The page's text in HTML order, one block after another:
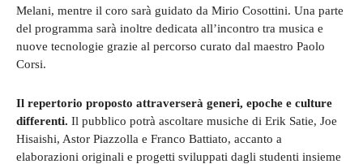
Melani, mentre il coro sarà guidato da Mirio Cosottini. Una parte
del programma sarà inoltre dedicata all’incontro tra musica e
nuove tecnologie grazie al percorso curato dal maestro Paolo
Corsi.
Il repertorio proposto attraverserà generi, epoche e culture
differenti. Il pubblico potrà ascoltare musiche di Erik Satie, Joe
Hisaishi, Astor Piazzolla e Franco Battiato, accanto a
elaborazioni originali e progetti sviluppati dagli studenti insieme